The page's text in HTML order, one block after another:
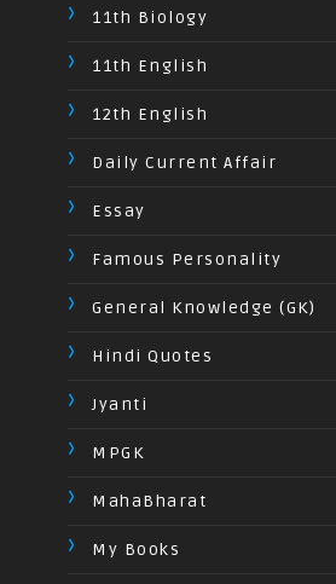
11th Biology
11th English
12th English
Daily Current Affair
Essay
Famous Personality
General Knowledge (GK)
Hindi Quotes
Jyanti
MPGK
MahaBharat
My Books